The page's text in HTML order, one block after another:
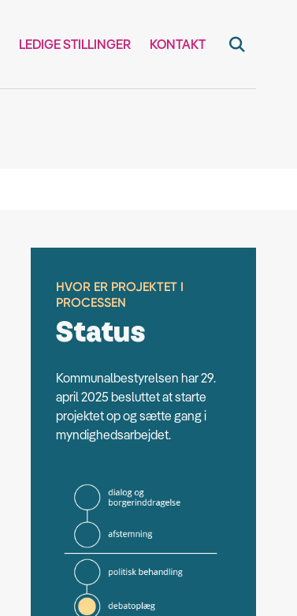
LEDIGE STILLINGER KONTAKT
HVOR ER PROJEKTET I
PROCESSEN
Status
Kommunalbestyrelsen har 29.
april 2025 besluttet at starte
projektet op og sætte gang i
myndighedsarbejdet.